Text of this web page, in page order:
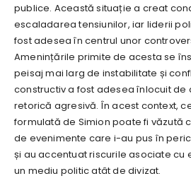
publice. Această situație a creat
escaladarea tensiunilor, iar liderii
fost adesea în centrul unor
Amenințările primite de acesta se
peisaj mai larg de instabilitate și
constructiv a fost adesea înlocuit de
retorică agresivă. În acest context,
formulată de Simion poate fi văzută
de evenimente care i-au pus în
și au accentuat riscurile asociate cu
un mediu politic atât de divizat.